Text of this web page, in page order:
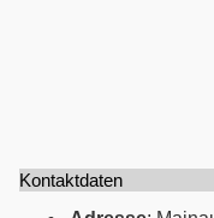
Kontaktdaten